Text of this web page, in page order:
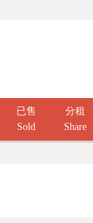
已售
Sold
分租
Share